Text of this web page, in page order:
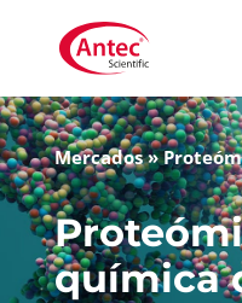
Mercados»
química